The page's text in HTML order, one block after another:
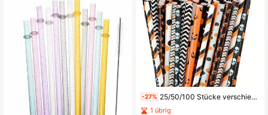
-27% 25/50/100 Stücke verschiedene gemischte Farben Halloween-Serie Einweg-Papierstrohhalme Halloween-Farbe Totenkopf Party Dessert Gebäck Dekoration Getränkestrohhalme
1 übrig